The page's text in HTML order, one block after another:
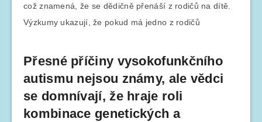
což znamená, že se dědičně přenáší z rodičů na dítě.
Výzkumy ukazují, že pokud má jedno z rodičů
Přesné příčiny vysokofunkčního
autismu nejsou známy, ale vědci
se domnívají, že hraje roli
kombinace genetických a